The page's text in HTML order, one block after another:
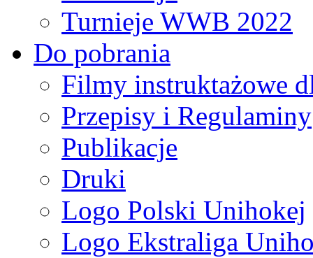
Turnieje WWB 2022
Do pobrania
Filmy instruktażowe
Przepisy i Regulaminy
Publikacje
Druki
Logo Polski Unihokej
Logo Ekstraliga